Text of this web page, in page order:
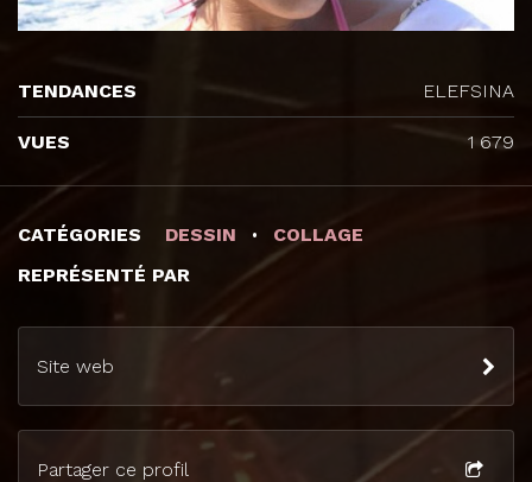
CATÉGORIES DESSIN
COLLAGE
REPRÉSENTÉ PAR
Site web
Partager ce profil
TENDANCES ELEFSINA
VUES 1 679